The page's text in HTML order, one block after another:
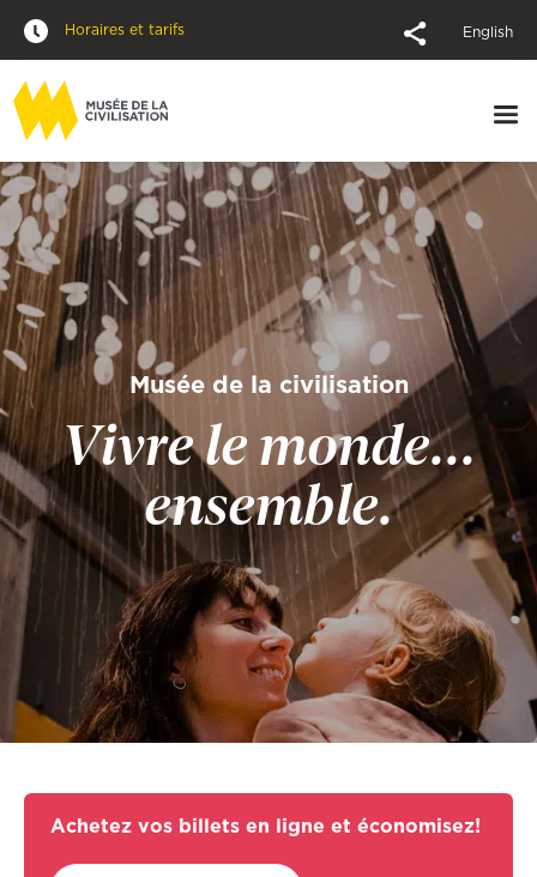
Horaires et tarifs English
Musée de la civilisation
Vivre le monde...
ensemble.
Achetez vos billets en ligne et économisez!